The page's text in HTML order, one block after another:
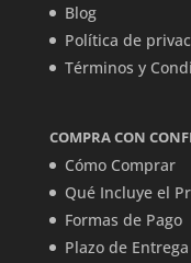
Blog
Política de
Términos y
COMPRA CON
Cómo Comprar
Qué Incluye el
Formas de Pago
Plazo de Entrega